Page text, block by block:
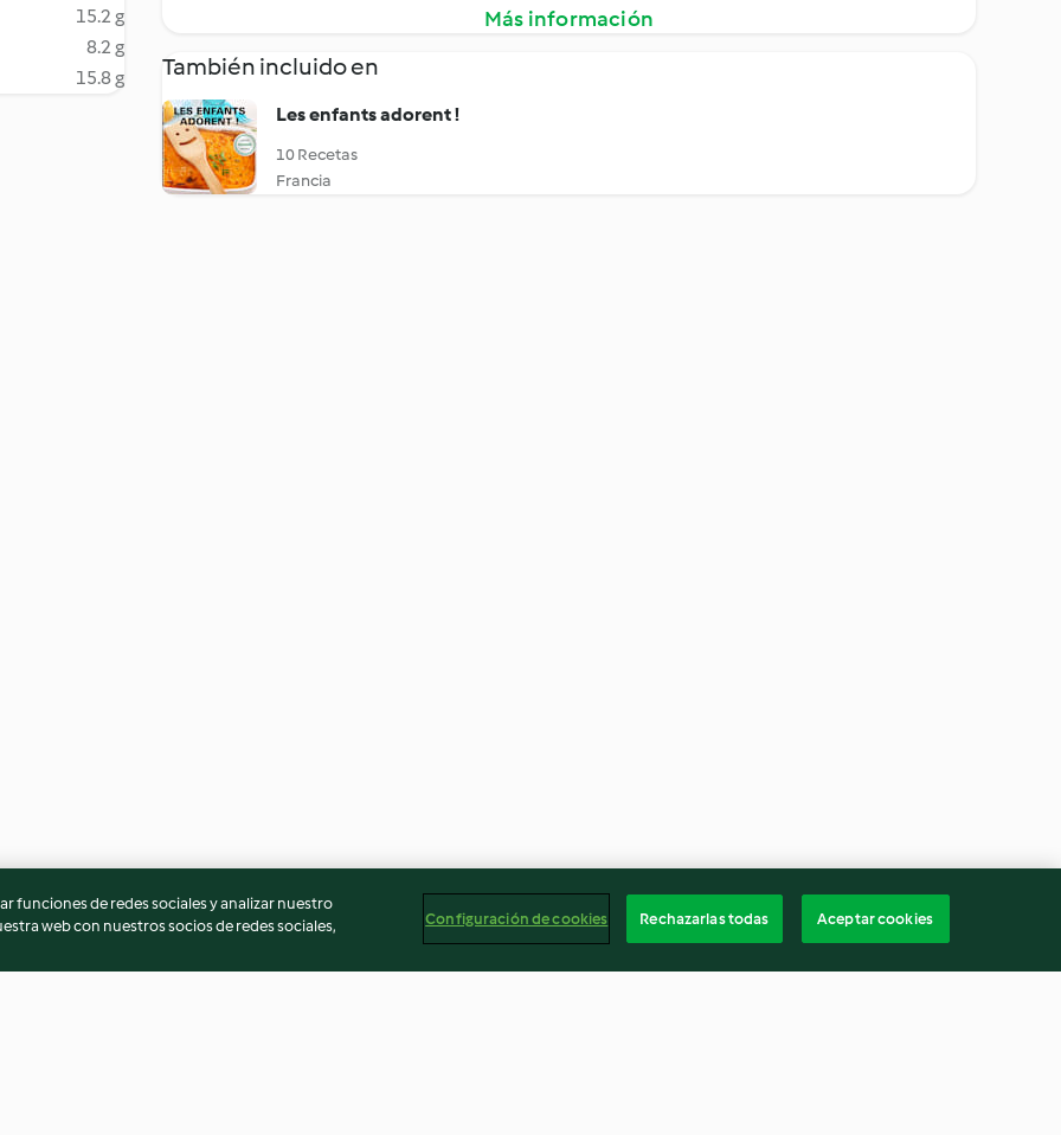
15.2 g
8.2 g
15.8 g
Más información
También incluido en
Les enfants adorent !
10 Recetas
Francia
funciones de redes sociales y analizar nuestro
web con nuestros socios de redes sociales,
Configuración de cookies Rechazarlas todas Aceptar cookies